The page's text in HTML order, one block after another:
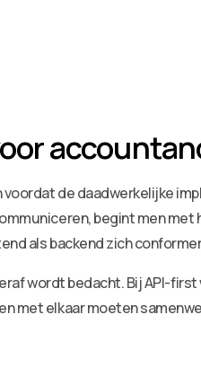
de daadwerkelijke
begint men
als backend zich
wordt bedacht. Bij API-
met elkaar moeten